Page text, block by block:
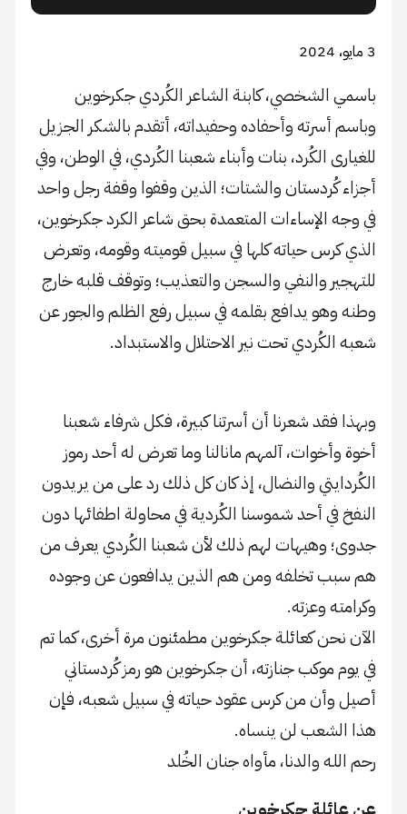
3 مايو، 2024
باسمي الشخصي، كابنة الشاعر الكُردي جكرخوين
وباسم أسرته وأحفاده وحفيداته، أتقدم بالشكر الجزيل
للغيارى الكُرد، بنات وأبناء شعبنا الكُردي، في الوطن، وفي
أجزاء كُردستان والشتات؛ الذين وقفوا وقفة رجل واحد
في وجه الإساءات المتعمدة بحق شاعر الكرد جكرخوين،
الذي كرس حياته كلها في سبيل قوميته وقومه، وتعرض
للتهجير والنفي والسجن والتعذيب؛ وتوقف قلبه خارج
وطنه وهو يدافع بقلمه في سبيل رفع الظلم والجور عن
شعبه الكُردي تحت نير الاحتلال والاستبداد.
وبهذا فقد شعرنا أن أسرتنا كبيرة، فكل شرفاء شعبنا
أخوة وأخوات، آلمهم مانالنا وما تعرض له أحد رموز
الكُردايتي والنضال، إذ كان كل ذلك رد على من يريدون
النفخ في أحد شموسنا الكُردية في محاولة اطفائها دون
جدوى؛ وهيهات لهم ذلك لأن شعبنا الكُردي يعرف من
هم سبب تخلفه ومن هم الذين يدافعون عن وجوده
وكرامته وعزته.
الآن نحن كعائلة جكرخوين مطمئنون مرة أخرى، كما تم
في يوم موكب جنازته، أن جكرخوين هو رمز كُردستاني
أصيل وأن من كرس عقود حياته في سبيل شعبه، فإن
هذا الشعب لن ينساه.
رحم الله والدنا، مأواه جنان الخُلد